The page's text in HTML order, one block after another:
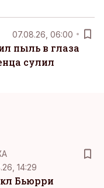
07.08.26, 06:00
пыль в глаза
сулил
14:29
Бьюрри